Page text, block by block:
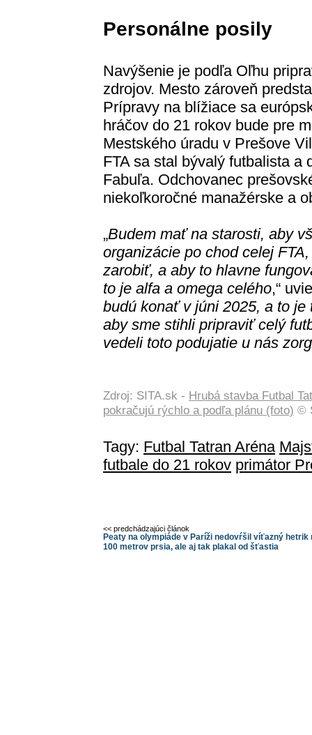
Personálne posily
Navýšenie je podľa Oľhu
zdrojov. Mesto zároveň
Prípravy na blížiace sa
hráčov do 21 rokov bude pre
Mestského úradu v Prešove
FTA sa stal bývalý futbalista a
Fabuľa. Odchovanec
niekoľkoročné manažérske a
„Budem mať na starosti, aby
organizácie po chod celej
zarobiť, a aby to hlavne
to je alfa a omega celého,“
budú konať v júni 2025, a to
aby sme stihli pripraviť celý
vedeli toto podujatie u nás
Zdroj: SITA.sk - Hrubá stavba Futbal
pokračujú rýchlo a podľa plánu (foto) ©
Tagy: Futbal Tatran Aréna
futbale do 21 rokov primátor
<< predchádzajúci článok
Peaty na olympiáde v Paríži nedovŕšil víťazný hetrik
100 metrov prsia, ale aj tak plakal od šťastia